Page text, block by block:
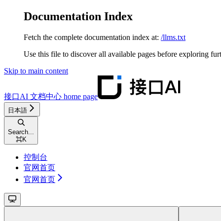
Documentation Index
Fetch the complete documentation index at: /llms.txt
Use this file to discover all available pages before exploring
Skip to main content
接口AI 文档中心 home page
日本語
Search...
⌘K
控制台
官网首页
官网首页